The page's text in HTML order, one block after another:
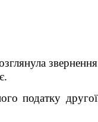
звернення
податку другої